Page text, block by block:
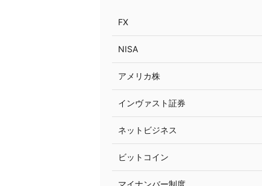
FX
NISA
アメリカ株
インヴァスト証券
ネットビジネス
ビットコイン
マイナンバー制度